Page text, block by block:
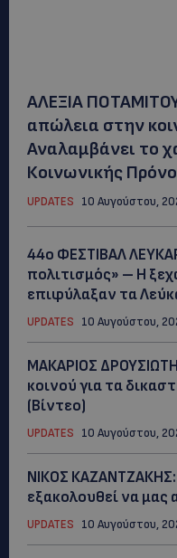
ΑΛΕΞΙΑ
απώλεια στην
Αναλαμβάνει το
Κοινωνικής
UPDATES 10 Αυγούστου,
44ο ΦΕΣΤΙΒΑΛ
πολιτισμός» – Η
επιφύλαξαν τα
UPDATES 10 Αυγούστου,
ΜΑΚΑΡΙΟΣ
κοινού για τα
(Βίντεο)
UPDATES 10 Αυγούστου,
ΝΙΚΟΣ ΚΑΖΑΝΤΖΑΚΗΣ:
εξακολουθεί να μας
UPDATES 10 Αυγούστου,